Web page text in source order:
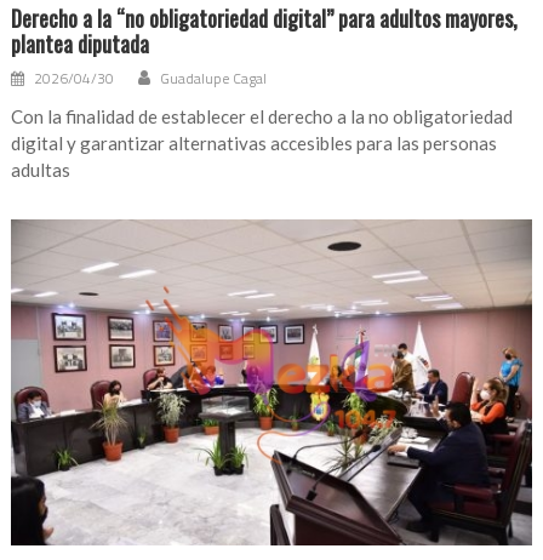
Derecho a la “no obligatoriedad digital” para adultos mayores,
plantea diputada
2026/04/30 Guadalupe Cagal
Con la finalidad de establecer el derecho a la no obligatoriedad
digital y garantizar alternativas accesibles para las personas
adultas